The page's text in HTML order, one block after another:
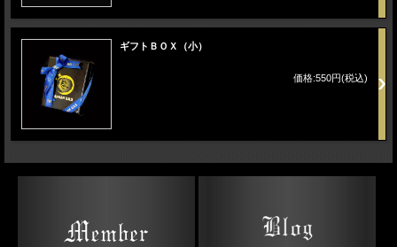
ギフトＢＯＸ（小）
価格:550円(税込)